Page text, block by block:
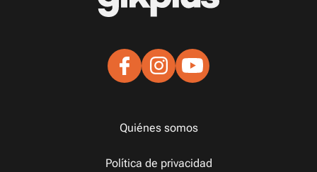
Quiénes somos
Política de privacidad